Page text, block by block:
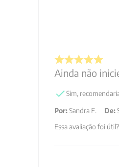
Ainda não
Sim,
Por:Sandra F. De:
Essa avaliação foi útil?